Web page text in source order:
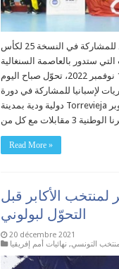
في إطار الاستعداد للمشاركة في النسخة 25 لكأس
التي ستدور بالعاصمة السنغالية
داكار من 9 إلى 19 نوفمبر 2022، تحوّل صباح اليوم
لإسبانيا للمشاركة في دورة
دولية ودية بمدينة Torrevieja أيام 28، 29 و30 أكتوبر
Read More »
لمنتخب الأكابر قبل
التحوّل لبولوني
20 décembre 2021
التونسي, نهائيات أمم إفريقيا